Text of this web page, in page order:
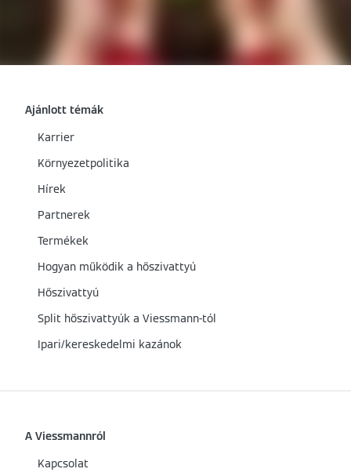
Ajánlott témák
Karrier
Környezetpolitika
Hírek
Partnerek
Termékek
Hogyan működik a hőszivattyú
Hőszivattyú
Split hőszivattyúk a Viessmann-tól
Ipari/kereskedelmi kazánok
A Viessmannról
Kapcsolat